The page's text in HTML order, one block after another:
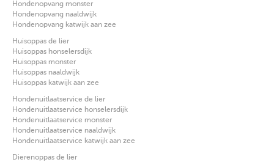
Hondenopvang monster
Hondenopvang naaldwijk
Hondenopvang katwijk aan zee
Huisoppas de lier
Huisoppas honselersdijk
Huisoppas monster
Huisoppas naaldwijk
Huisoppas katwijk aan zee
Hondenuitlaatservice de lier
Hondenuitlaatservice honselersdijk
Hondenuitlaatservice monster
Hondenuitlaatservice naaldwijk
Hondenuitlaatservice katwijk aan zee
Dierenoppas de lier